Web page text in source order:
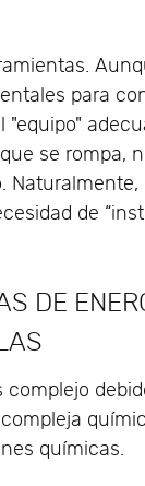
para
se rompa,
de
DE
químicas.